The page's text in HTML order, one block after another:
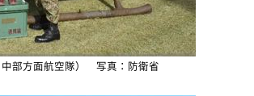
部方面航空隊） 写真：防衛省